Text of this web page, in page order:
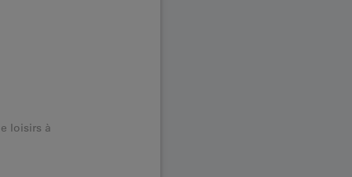
loisirs à